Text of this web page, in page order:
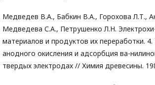
Медведев В.А., Бабкин В.А., Горохова Л.Т.,
Медведева С.А., Петрушенко Л.Н.
материалов и продуктов их переработки. 4.
анодного окисления и адсорбция ва-
твердых электродах // Химия древесины.